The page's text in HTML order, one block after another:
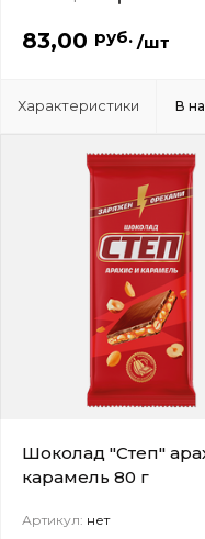
83,00 руб. /шт
Характеристики В
Шоколад "Степ"
карамель 80 г
Артикул: нет